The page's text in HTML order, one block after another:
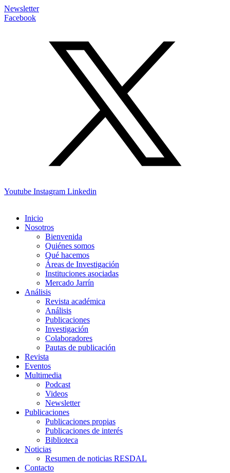
Newsletter
Facebook
Youtube Instagram Linkedin
Inicio
Nosotros
Bienvenida
Quiénes somos
Qué hacemos
Áreas de Investigación
Instituciones asociadas
Mercado Jarrín
Análisis
Revista académica
Análisis
Publicaciones
Investigación
Colaboradores
Pautas de publicación
Revista
Eventos
Multimedia
Podcast
Videos
Newsletter
Publicaciones
Publicaciones propias
Publicaciones de interés
Biblioteca
Noticias
Resumen de noticias RESDAL
Contacto